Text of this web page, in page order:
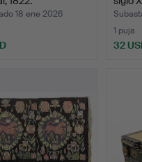
18 ene 2026
1 puja
32